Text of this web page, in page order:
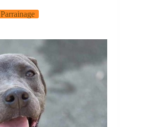
Parrainage